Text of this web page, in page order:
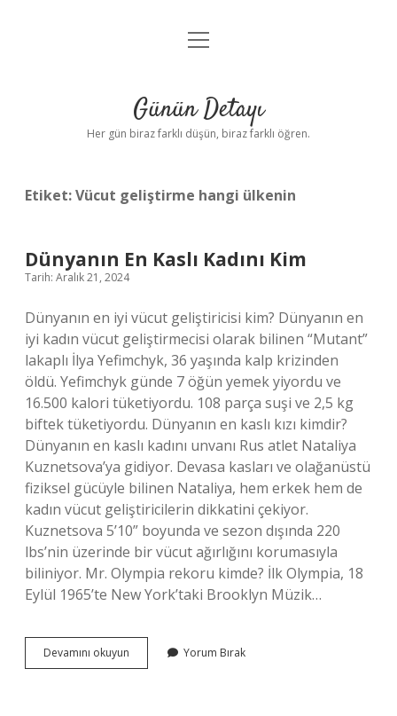
Anasayfa
Yasal Uyarı
menüyü
Günün Detayı
Her gün biraz farklı düşün, biraz farklı öğren.
Etiket:Vücut geliştirme hangi ülkenin
Dünyanın En Kaslı Kadını Kim
Tarih: Aralık 21, 2024
Dünyanın en iyi vücut geliştiricisi kim? Dünyanın en
iyi kadın vücut geliştirmecisi olarak bilinen “Mutant”
lakaplı İlya Yefimchyk, 36 yaşında kalp krizinden
öldü. Yefimchyk günde 7 öğün yemek yiyordu ve
16.500 kalori tüketiyordu. 108 parça suşi ve 2,5 kg
biftek tüketiyordu. Dünyanın en kaslı kızı kimdir?
Dünyanın en kaslı kadını unvanı Rus atlet Nataliya
Kuznetsova’ya gidiyor. Devasa kasları ve olağanüstü
fiziksel gücüyle bilinen Nataliya, hem erkek hem de
kadın vücut geliştiricilerin dikkatini çekiyor.
Kuznetsova 5’10” boyunda ve sezon dışında 220
lbs’nin üzerinde bir vücut ağırlığını korumasıyla
biliniyor. Mr. Olympia rekoru kimde? İlk Olympia, 18
Eylül 1965’te New York’taki Brooklyn Müzik…
Devamını okuyun Dünyanın
En
Yorum Bırak